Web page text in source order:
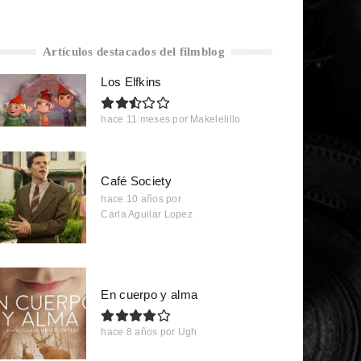
Artículos destacados del filmblog
Los Elfkins
hace 11 meses por Makelelillo
Café Society
hace 10 años por
Carla Aguilar Lopez
En cuerpo y alma
hace 8 años por Ugh